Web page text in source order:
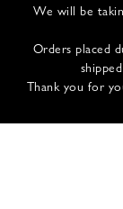
We will be
Orders placed
Thank you for
INFOS
NOUS CONTACTER
EXPÉDITION ET